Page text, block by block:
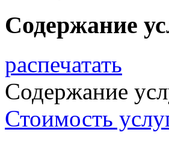
Содержание
распечатать
Содержание
Стоимость